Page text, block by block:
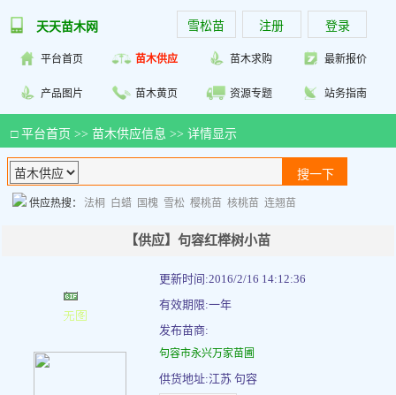
天天苗木网 雪松苗 注册 登录
平台首页 苗木供应 苗木求购 最新报价
产品图片 苗木黄页 资源专题 站务指南
□ 平台首页 >> 苗木供应信息 >> 详情显示
供应热搜： 法桐 白蜡 国槐 雪松 樱桃苗 核桃苗 连翘苗
【供应】句容红榉树小苗
更新时间:2016/2/16 14:12:36
有效期限:一年
发布苗商:
句容市永兴万家苗圃
供货地址:江苏 句容